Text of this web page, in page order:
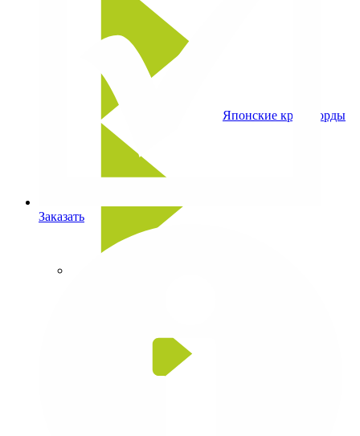
Заказать
Японские кроссворды